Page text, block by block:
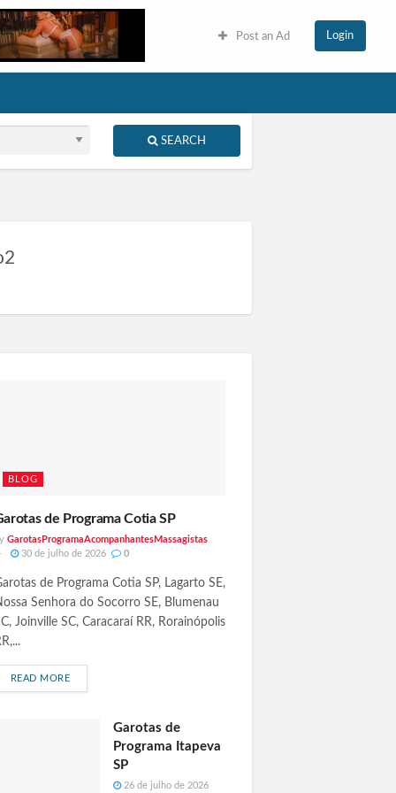
Post an Ad Login
SEARCH
BLOG
de Programa Cotia SP
GarotasProgramaAcompanhantesMassagistas
30 de julho de 2026
0
de Programa Cotia SP, Lagarto SE,
Senhora do Socorro SE, Blumenau
Joinville SC, Caracaraí RR, Rorainópolis
READ MORE
Garotas de
Programa Itapeva
SP
26 de julho de 2026
R
O
T
A
E
C
O
A